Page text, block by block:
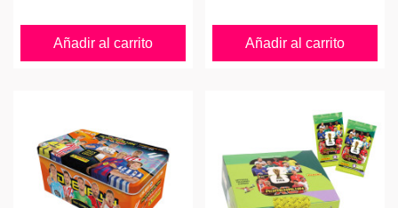
Añadir al carrito Añadir al carrito